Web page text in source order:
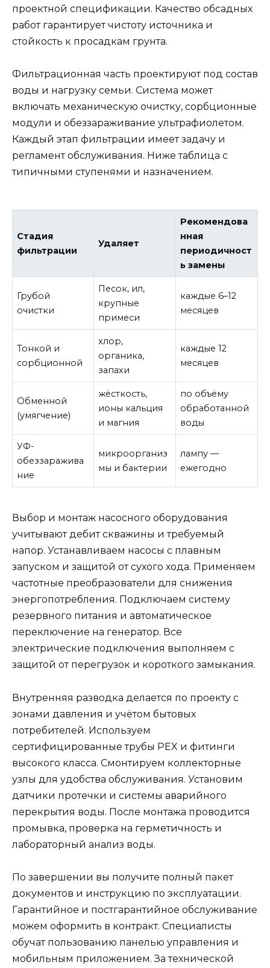
проектной спецификации. Качество обсадных
работ гарантирует чистоту источника и
стойкость к просадкам грунта.
Фильтрационная часть проектируют под состав
воды и нагрузку семьи. Система может
включать механическую очистку, сорбционные
модули и обеззараживание ультрафиолетом.
Каждый этап фильтрации имеет задачу и
регламент обслуживания. Ниже таблица с
типичными ступенями и назначением.
Стадия
фильтрации
Удаляет
Рекомендова
нная
периодичност
ь замены
Грубой
очистки
Песок, ил,
крупные
примеси
каждые 6–12
месяцев
Тонкой и
сорбционной
хлор,
органика,
запахи
каждые 12
месяцев
Обменной
(умягчение)
жёсткость,
ионы кальция
и магния
по объёму
обработанной
воды
УФ-
обеззаражива
ние
микроорганиз
мы и бактерии
лампу —
ежегодно
Выбор и монтаж насосного оборудования
учитывают дебит скважины и требуемый
напор. Устанавливаем насосы с плавным
запуском и защитой от сухого хода. Применяем
частотные преобразователи для снижения
энергопотребления. Подключаем систему
резервного питания и автоматическое
переключение на генератор. Все
электрические подключения выполняем с
защитой от перегрузок и короткого замыкания.
Внутренняя разводка делается по проекту с
зонами давления и учётом бытовых
потребителей. Используем
сертифицированные трубы PEX и фитинги
высокого класса. Смонтируем коллекторные
узлы для удобства обслуживания. Установим
датчики протечки и системы аварийного
перекрытия воды. После монтажа проводится
промывка, проверка на герметичность и
лабораторный анализ воды.
По завершении вы получите полный пакет
документов и инструкцию по эксплуатации.
Гарантийное и постгарантийное обслуживание
можем оформить в контракт. Специалисты
обучат пользованию панелью управления и
мобильным приложением. За технической